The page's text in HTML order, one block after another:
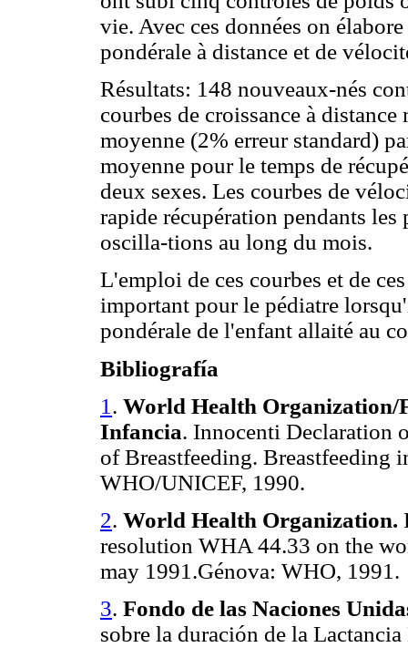
vie. Avec ces données on
pondérale à distance et de
Résultats: 148 nouveaux-nés
courbes de croissance à
moyenne (2% erreur standard)
moyenne pour le temps de
deux sexes. Les courbes de
rapide récupération pendants
oscilla-tions au long du mois.
L'emploi de ces courbes et de
important pour le pédiatre
pondérale de l'enfant allaité au
Bibliografía
1 . World Health Organization/
Infancia. Innocenti Declaration
of Breastfeeding. Breastfeeding
WHO/UNICEF, 1990.
2. World Health Organization.
resolution WHA 44.33 on the
may 1991.Génova: WHO, 1991.
3. Fondo de las Naciones
sobre la duración de la